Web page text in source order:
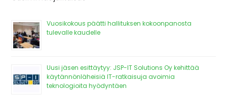
Vuosikokous päätti hallituksen kokoonpanosta
tulevalle kaudelle
Uusi jäsen esittäytyy: JSP-IT Solutions Oy kehittää
käytännönläheisiä IT-ratkaisuja avoimia
teknologioita hyödyntäen